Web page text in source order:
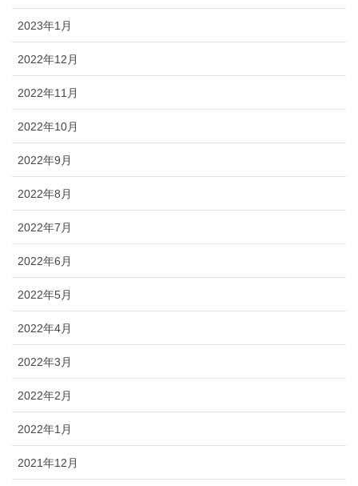
2023年1月
2022年12月
2022年11月
2022年10月
2022年9月
2022年8月
2022年7月
2022年6月
2022年5月
2022年4月
2022年3月
2022年2月
2022年1月
2021年12月